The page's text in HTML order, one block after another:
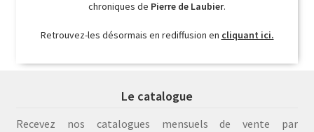
chroniques de Pierre de Laubier.
Retrouvez-les désormais en rediffusion en cliquant ici.
Le catalogue
Recevez nos catalogues mensuels de vente par